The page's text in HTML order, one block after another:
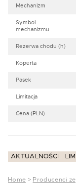
Mechanizm
Symbol
mechanizmu
Rezerwa chodu (h)
Koperta
Pasek
Limitacja
Cena (PLN)
AKTUALNOŚCI
Home > Producenci